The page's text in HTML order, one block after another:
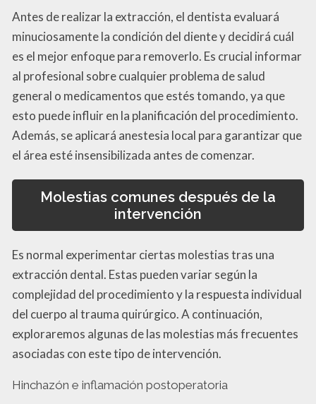
Antes de realizar la extracción, el dentista evaluará
minuciosamente la condición del diente y decidirá cuál
es el mejor enfoque para removerlo. Es crucial informar
al profesional sobre cualquier problema de salud
general o medicamentos que estés tomando, ya que
esto puede influir en la planificación del procedimiento.
Además, se aplicará anestesia local para garantizar que
el área esté insensibilizada antes de comenzar.
Molestias comunes después de la
intervención
Es normal experimentar ciertas molestias tras una
extracción dental. Estas pueden variar según la
complejidad del procedimiento y la respuesta individual
del cuerpo al trauma quirúrgico. A continuación,
exploraremos algunas de las molestias más frecuentes
asociadas con este tipo de intervención.
Hinchazón e inflamación postoperatoria